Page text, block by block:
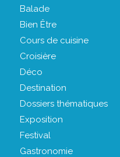
Balade
Bien Être
Cours de cuisine
Croisière
Déco
Destination
Dossiers thématiques
Exposition
Festival
Gastronomie